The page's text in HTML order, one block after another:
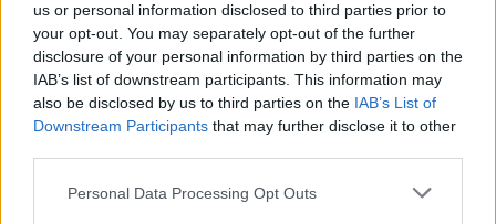
us or personal information disclosed to third parties prior to
your opt-out. You may separately opt-out of the further
disclosure of your personal information by third parties on the
IAB’s list of downstream participants. This information may
also be disclosed by us to third parties on the IAB’s List of
Downstream Participants that may further disclose it to other
Please note that this website/app uses one or more Google
Personal Data Processing Opt Outs
Όπως αναφέρει τοxronos.gr , κάτοικοι της
συνοικίας βόρεια του νοσοκομείου άρχισαν
ναπυροβολούνλίγο πριν την αλλαγή του
έτους, για να τηρήσουν το «έθιμο».